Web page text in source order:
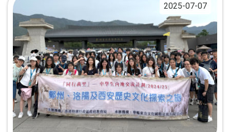
2025-07-07